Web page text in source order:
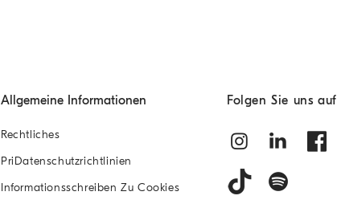
Allgemeine Informationen
Rechtliches
PriDatenschutzrichtlinien
Informationsschreiben Zu Cookies
Folgen Sie uns auf